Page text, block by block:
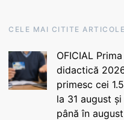
CELE MAI CITITE ARTICOLE
OFICIAL
didactică
primesc cei
la 31 august
până în